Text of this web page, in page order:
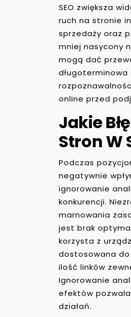
SEO zwiększa
ruch na stronie
sprzedaży oraz
mniej nasycony
mogą dać
online przed
Jakie
Stron W
Podczas
negatywnie
ignorowanie
konkurencji.
marnowania
jest brak
korzysta z
dostosowana do
ilość linków
Ignorowanie
efektów
działań.